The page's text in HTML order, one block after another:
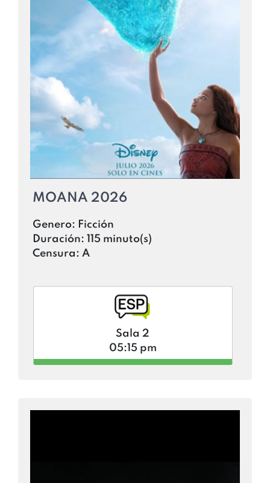
MOANA 2026
Genero: Ficción
Duración: 115 minuto(s)
Censura: A
Sala 2
05:15 pm